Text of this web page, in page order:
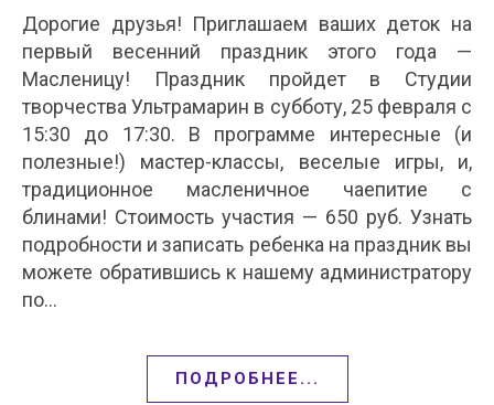
Дорогие друзья! Приглашаем ваших деток на
первый весенний праздник этого года —
Масленицу! Праздник пройдет в Студии
творчества Ультрамарин в субботу, 25 февраля с
15:30 до 17:30. В программе интересные (и
полезные!) мастер-классы, веселые игры, и,
традиционное масленичное чаепитие с
блинами! Стоимость участия — 650 руб. Узнать
подробности и записать ребенка на праздник вы
можете обратившись к нашему администратору
по…
ПОДРОБНЕЕ...